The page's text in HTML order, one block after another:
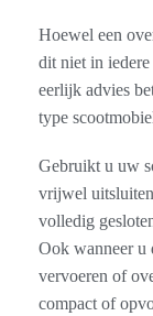
Hoewel een
dit niet in iedere
eerlijk advies
type
Gebruikt u uw
vrijwel
volledig
Ook wanneer u
vervoeren of
compact of